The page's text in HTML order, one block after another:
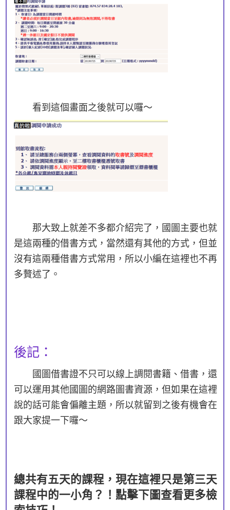
看到這個畫面之後就可以囉～
那大致上就差不多都介紹完了，國圖主要也就
是這兩種的借書方式，當然還有其他的方式，但並
沒有這兩種借書方式常用，所以小編在這裡也不再
多贅述了。
後記：
國圖借書證不只可以線上調閱書籍、借書，還
可以運用其他國圖的網路圖書資源，但如果在這裡
說的話可能會偏離主題，所以就留到之後有機會在
跟大家提一下囉～
總共有五天的課程，現在這裡只是第三天
課程中的一小角？！點擊下圖查看更多檢